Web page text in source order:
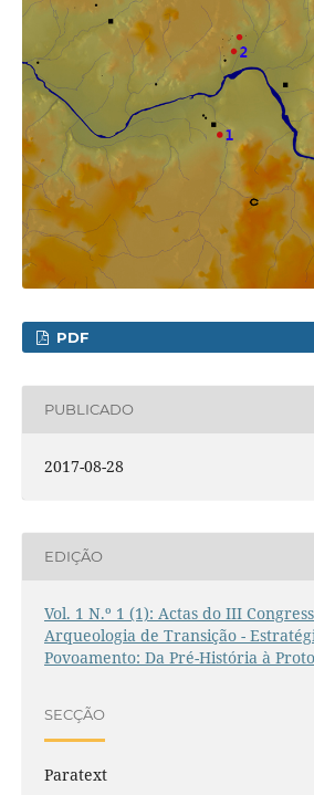
PDF
PUBLICADO
2017-08-28
EDIÇÃO
Vol. 1 N.º 1 (1): Actas do III
Arqueologia de Transição -
Povoamento: Da Pré-História à
SECÇÃO
Paratext